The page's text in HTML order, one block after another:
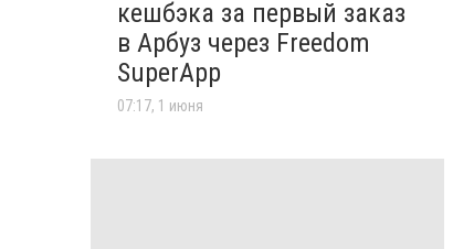
кешбэка за первый заказ
в Арбуз через Freedom
SuperApp
07:17, 1 июня